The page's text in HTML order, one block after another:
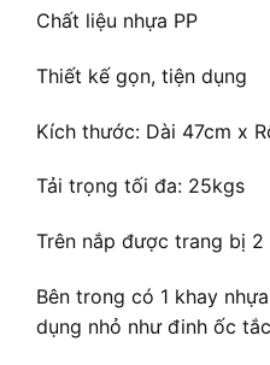
Chất liệu nhựa PP
Thiết kế gọn, tiện dụng
Kích thước: Dài 47cm x
Tải trọng tối đa: 25kgs
Trên nắp được trang bị
Bên trong có 1 khay
dụng nhỏ như đinh ốc